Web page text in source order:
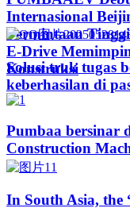
Internasional
Permintaan
E-Drive
Konstruksi
Solusi truk tugas
keberhasilan di
Pumbaa bersinar
Construction
In South Asia, the